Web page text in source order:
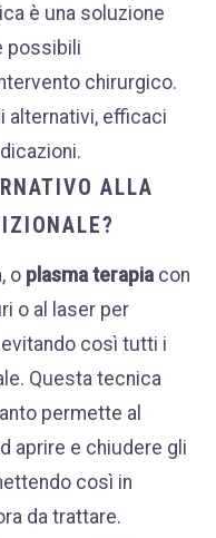
è una soluzione
possibili
chirurgico.
alternativi, efficaci
ALLA
o plasma terapia con
o al laser per
così tutti i
permette al
aprire e chiudere gli
così in
da trattare.